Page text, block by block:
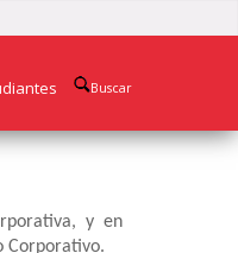
Buscar
y en
Corporativo.